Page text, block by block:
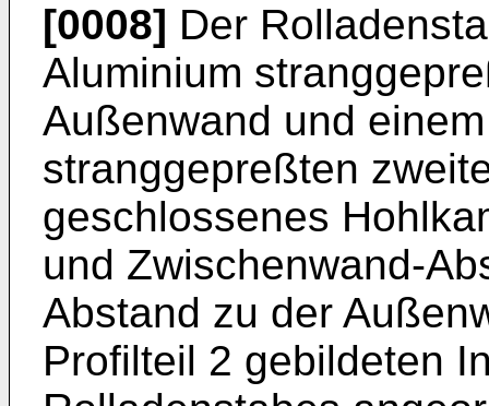
[0008] Der
Aluminium
Außenwand und
stranggepreßten
geschlossenes
und Zwischenwand-
Abstand zu der
Profilteil 2 gebildeten